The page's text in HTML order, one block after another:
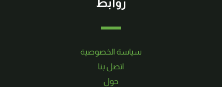
سياسة الخصوصية
اتصل بنا
حول